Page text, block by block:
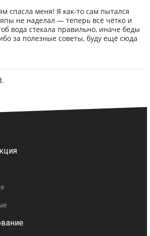
спасла меня! Я как-то сам пытался
не наделал — теперь всё чётко и
вода стекала правильно, иначе беды
за полезные советы, буду ещё сюда